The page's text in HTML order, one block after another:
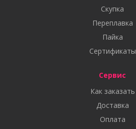
Скупка
Переплавка
Пайка
Сертификаты
Сервис
Как заказать
Доставка
Оплата